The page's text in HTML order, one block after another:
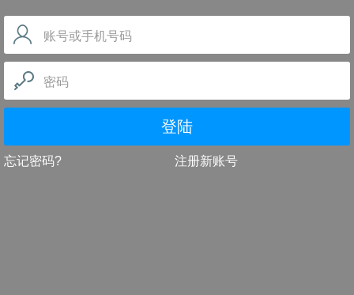
账号或手机号码
密码
登陆
忘记密码? 注册新账号